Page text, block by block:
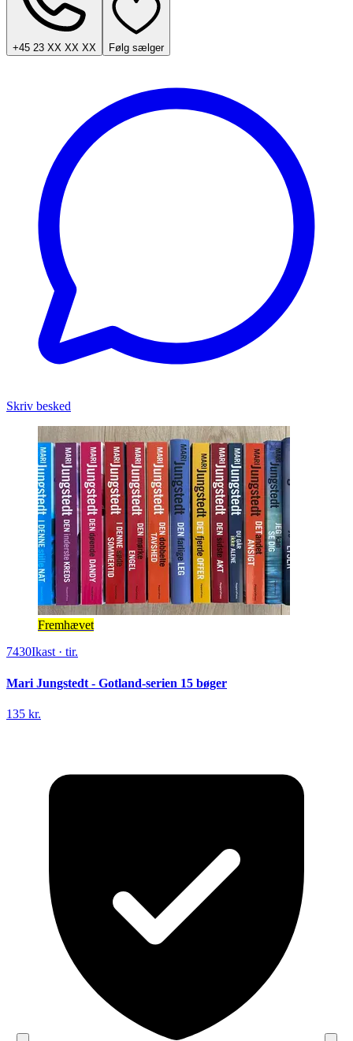
+45 23 XX XX XX Følg sælger
Skriv besked
Fremhævet
7430Ikast· tir.
Mari Jungstedt - Gotland-serien 15 bøger
135 kr.